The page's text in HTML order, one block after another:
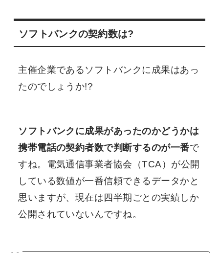
ソフトバンクの契約数は?
主催企業であるソフトバンクに成果はあっ
たのでしょうか!?
ソフトバンクに成果があったのかどうかは
携帯電話の契約者数で判断するのが一番で
すね。電気通信事業者協会（TCA）が公開
している数値が一番信頼できるデータかと
思いますが、現在は四半期ごとの実績しか
公開されていないんですね。